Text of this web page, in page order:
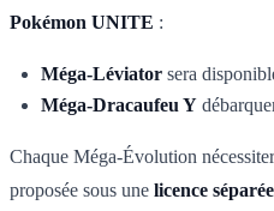
Pokémon UNITE :
Méga-Léviator sera
Méga-Dracaufeu Y
Chaque Méga-Évolution
proposée sous une licence séparée